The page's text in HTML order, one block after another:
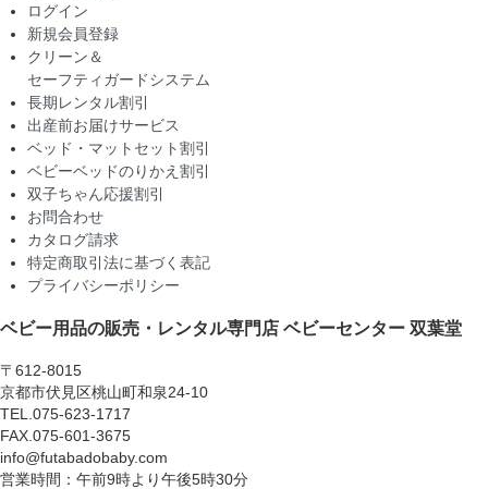
ログイン
新規会員登録
クリーン＆
セーフティガードシステム
長期レンタル割引
出産前お届けサービス
ベッド・マットセット割引
ベビーベッドのりかえ割引
双子ちゃん応援割引
お問合わせ
カタログ請求
特定商取引法に基づく表記
プライバシーポリシー
ベビー用品の販売・レンタル専門店 ベビーセンター 双葉堂
〒612-8015
京都市伏見区桃山町和泉24-10
TEL.075-623-1717
FAX.075-601-3675
info@futabadobaby.com
営業時間：午前9時より午後5時30分